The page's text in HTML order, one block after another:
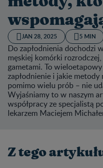
JAN 28, 2025 5 MIN
Do zapłodnienia dochodzi
męskiej komórki
gametami. To
zapłodnienie i jakie
pomimo wielu prób – nie
Wyjaśniamy to w naszym
współpracy ze specjalistą
lekarzem Maciejem
Z tego